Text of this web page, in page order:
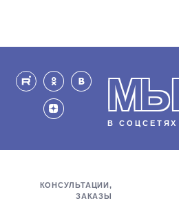
МЫ
В СОЦСЕТЯХ
КОНСУЛЬТАЦИИ,
ЗАКАЗЫ